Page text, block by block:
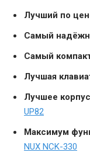
Лучший по
Самый
Самый
Лучшая
Лучшее
UP82
Максимум
NUX NCK-330